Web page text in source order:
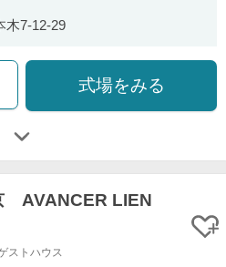
木7-12-29
式場をみる
AVANCER LIEN
ストハウス